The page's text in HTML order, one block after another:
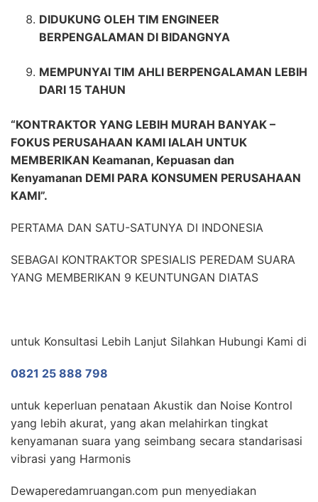
DIDUKUNG OLEH TIM ENGINEER
BERPENGALAMAN DI BIDANGNYA
MEMPUNYAI TIM AHLI BERPENGALAMAN LEBIH
DARI 15 TAHUN
“KONTRAKTOR YANG LEBIH MURAH BANYAK –
FOKUS PERUSAHAAN KAMI IALAH UNTUK
MEMBERIKAN Keamanan, Kepuasan dan
Kenyamanan DEMI PARA KONSUMEN PERUSAHAAN
KAMI”.
PERTAMA DAN SATU-SATUNYA DI INDONESIA
SEBAGAI KONTRAKTOR SPESIALIS PEREDAM SUARA
YANG MEMBERIKAN 9 KEUNTUNGAN DIATAS
untuk Konsultasi Lebih Lanjut Silahkan Hubungi Kami di
0821 25 888 798
untuk keperluan penataan Akustik dan Noise Kontrol
yang lebih akurat, yang akan melahirkan tingkat
kenyamanan suara yang seimbang secara standarisasi
vibrasi yang Harmonis
Dewaperedamruangan.com pun menyediakan